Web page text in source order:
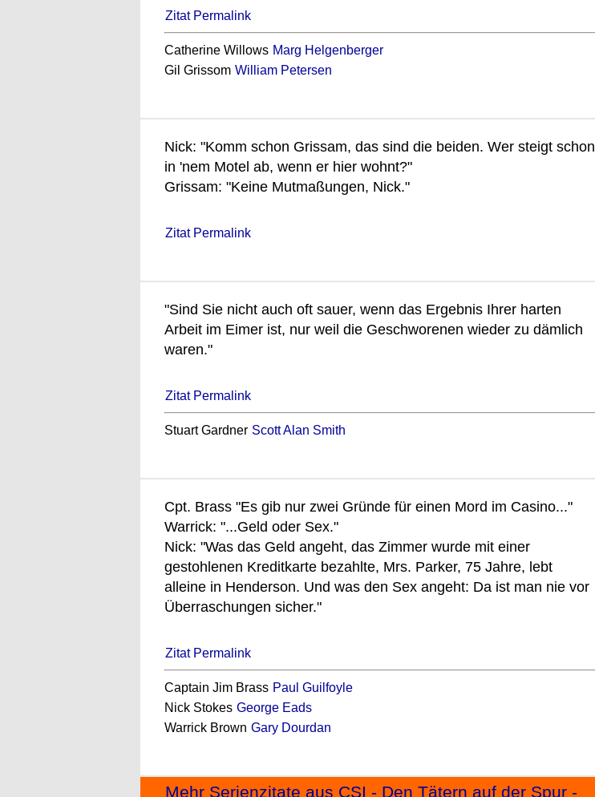
Zitat Permalink
Catherine Willows Marg Helgenberger
Gil Grissom William Petersen
Nick: "Komm schon Grissam, das sind die beiden. Wer steigt schon
in 'nem Motel ab, wenn er hier wohnt?"
Grissam: "Keine Mutmaßungen, Nick."
Zitat Permalink
"Sind Sie nicht auch oft sauer, wenn das Ergebnis Ihrer harten
Arbeit im Eimer ist, nur weil die Geschworenen wieder zu dämlich
waren."
Zitat Permalink
Stuart Gardner Scott Alan Smith
Cpt. Brass "Es gib nur zwei Gründe für einen Mord im Casino..."
Warrick: "...Geld oder Sex."
Nick: "Was das Geld angeht, das Zimmer wurde mit einer
gestohlenen Kreditkarte bezahlte, Mrs. Parker, 75 Jahre, lebt
alleine in Henderson. Und was den Sex angeht: Da ist man nie vor
Überraschungen sicher."
Zitat Permalink
Captain Jim Brass Paul Guilfoyle
Nick Stokes George Eads
Warrick Brown Gary Dourdan
Mehr Serienzitate aus CSI - Den Tätern auf der Spur -